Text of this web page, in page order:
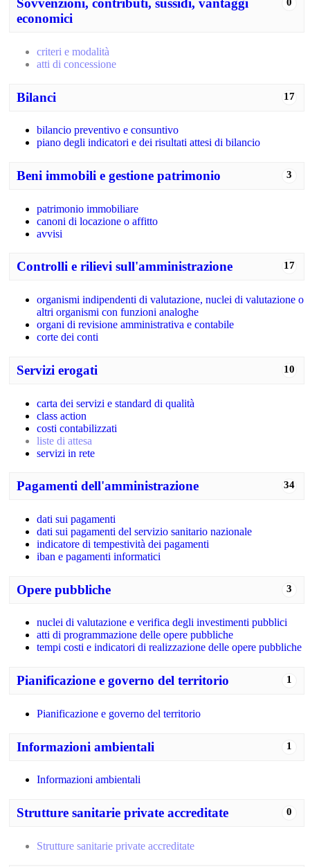
Sovvenzioni, contributi, sussidi, vantaggi
economici
criteri e modalità
atti di concessione
17
Bilanci
bilancio preventivo e consuntivo
piano degli indicatori e dei risultati attesi di bilancio
3
Beni immobili e gestione patrimonio
patrimonio immobiliare
canoni di locazione o affitto
avvisi
17
Controlli e rilievi sull'amministrazione
organismi indipendenti di valutazione, nuclei di valutazione o
altri organismi con funzioni analoghe
organi di revisione amministrativa e contabile
corte dei conti
10
Servizi erogati
carta dei servizi e standard di qualità
class action
costi contabilizzati
liste di attesa
servizi in rete
34
Pagamenti dell'amministrazione
dati sui pagamenti
dati sui pagamenti del servizio sanitario nazionale
indicatore di tempestività dei pagamenti
iban e pagamenti informatici
3
Opere pubbliche
nuclei di valutazione e verifica degli investimenti pubblici
atti di programmazione delle opere pubbliche
tempi costi e indicatori di realizzazione delle opere pubbliche
1
Pianificazione e governo del territorio
Pianificazione e governo del territorio
1
Informazioni ambientali
Informazioni ambientali
0
Strutture sanitarie private accreditate
Strutture sanitarie private accreditate